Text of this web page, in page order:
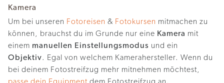
Kamera
Um bei unseren Fotoreisen & Fotokursen mitmachen zu
können, brauchst du im Grunde nur eine Kamera mit
einem manuellen Einstellungsmodus und ein
Objektiv. Egal von welchem Kamerahersteller. Wenn du
bei deinem Fotostreifzug mehr mitnehmen möchtest,